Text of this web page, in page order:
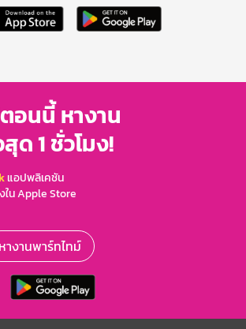
อนนี้ หางาน
ด 1 ชั่วโมง!
แอปพลิเคชัน
ใน Apple Store
หางานพาร์ทไทม์